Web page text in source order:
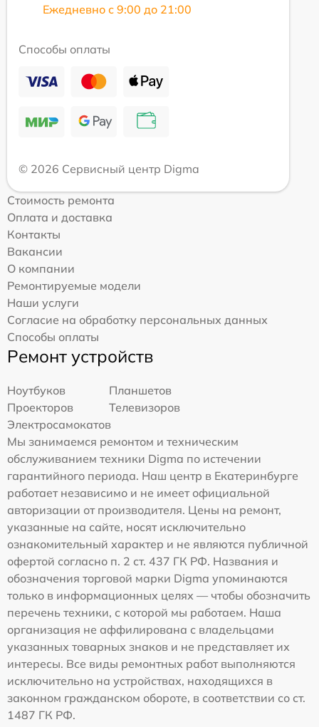
Ежедневно с 9:00 до 21:00
Способы оплаты
© 2026 Сервисный центр Digma
Стоимость ремонта
Оплата и доставка
Контакты
Вакансии
О компании
Ремонтируемые модели
Наши услуги
Согласие на обработку персональных данных
Способы оплаты
Ремонт устройств
Ноутбуков
Планшетов
Проекторов
Телевизоров
Электросамокатов
Мы занимаемся ремонтом и техническим
обслуживанием техники Digma по истечении
гарантийного периода. Наш центр в Екатеринбурге
работает независимо и не имеет официальной
авторизации от производителя. Цены на ремонт,
указанные на сайте, носят исключительно
ознакомительный характер и не являются публичной
офертой согласно п. 2 ст. 437 ГК РФ. Названия и
обозначения торговой марки Digma упоминаются
только в информационных целях — чтобы обозначить
перечень техники, с которой мы работаем. Наша
организация не аффилирована с владельцами
указанных товарных знаков и не представляет их
интересы. Все виды ремонтных работ выполняются
исключительно на устройствах, находящихся в
законном гражданском обороте, в соответствии со ст.
1487 ГК РФ.